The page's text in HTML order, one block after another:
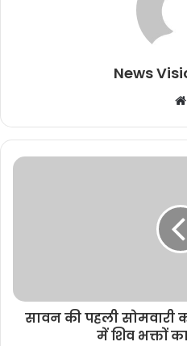
News
सावन की पहली सोमवारी
में शिव भक्तों